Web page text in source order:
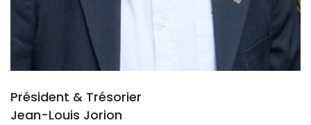
Président & Trésorier
Jean-Louis Jorion